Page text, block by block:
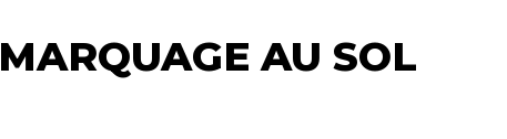
MARQUAGE AU SOL